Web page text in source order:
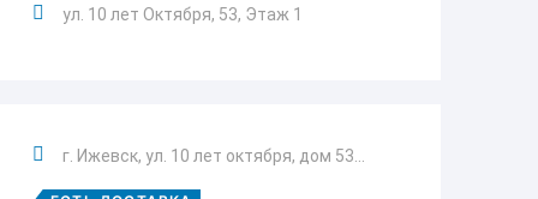
ул. 10 лет Октября, 53, Этаж 1
г. Ижевск, ул. 10 лет октября, дом 53...